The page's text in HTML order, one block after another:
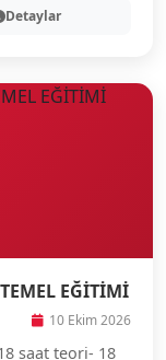
Detaylar
EĞİTİMİ
10 Ekim 2026
saat teori- 18